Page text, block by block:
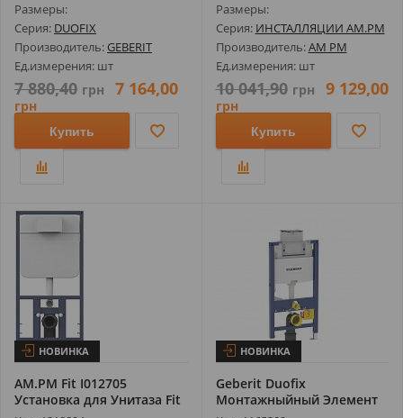
Размеры:
Серия: DUOFIX
Производитель: GEBERIT
Ед.измерения: шт
7 880,40 грн 7 164,00
грн
Купить
Размеры:
Серия: ИНСТАЛЛЯЦИИ AM.PM
Производитель:AM PM
Ед.измерения: шт
10 041,90 грн 9 129,00
грн
Купить
НОВИНКА
AM.PM Fit I012705
Установка для Унитаза Fit
НОВИНКА
Geberit Duofix
Монтажныйный Элемент